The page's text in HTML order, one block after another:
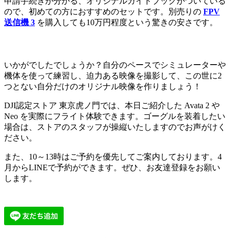
ので、初めての方におすすめのセットです。別売りの FPV
送信機 3 を購入しても10万円程度という驚きの安さです。
いかがでしたでしょうか？自分のペースでシミュレーターや
機体を使って練習し、迫力ある映像を撮影して、この世に2
つとない自分だけのオリジナル映像を作りましょう！
DJI認定ストア 東京虎ノ門では、本日ご紹介した Avata 2 や
Neo を実際にフライト体験できます。ゴーグルを装着したい
場合は、ストアのスタッフが操縦いたしますのでお声がけく
ださい。
また、10～13時はご予約を優先してご案内しております。4
月からLINEで予約ができます。ぜひ、お友達登録をお願い
します。